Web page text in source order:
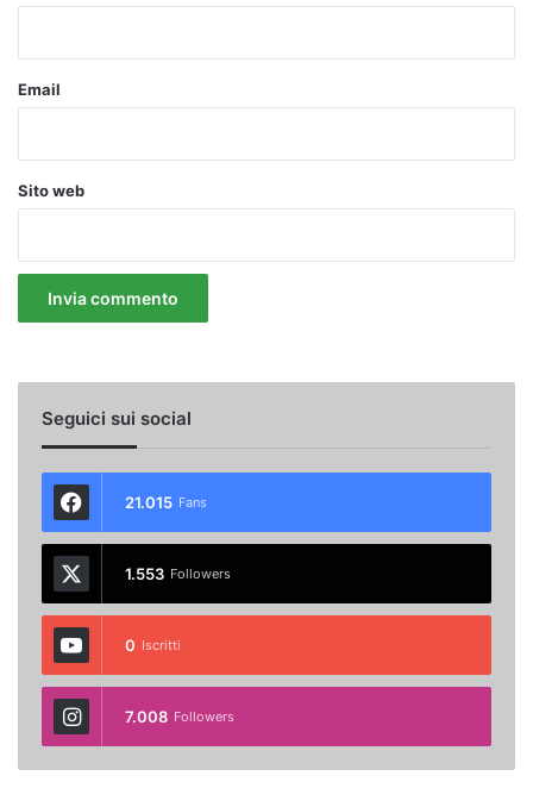
Email
Sito web
Seguici sui social
21.015 Fans
1.553 Followers
0 Iscritti
7.008 Followers